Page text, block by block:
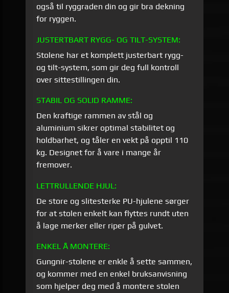
også til ryggraden din og gir bra dekning
for ryggen.
JUSTERTBART RYGG- OG TILT-SYSTEM:
Stolene har et komplett justerbart rygg-
og tilt-system, som gir deg full kontroll
over sittestillingen din.
STABIL OG SOLID RAMME:
Den kraftige rammen av stål og
aluminium sikrer optimal stabilitet og
holdbarhet, og tåler en vekt på opptil 110
kg. Designet for å vare i mange år
fremover.
LETTRULLENDE HJUL:
De store og slitesterke PU-hjulene sørger
for at stolen enkelt kan flyttes rundt uten
å lage merker eller riper på gulvet.
ENKEL Å MONTERE:
Gungnir-stolene er enkle å sette sammen,
og kommer med en enkel bruksanvisning
som hjelper deg med å montere stolen